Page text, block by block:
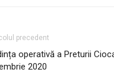
precedent
operativă a Preturii
2020